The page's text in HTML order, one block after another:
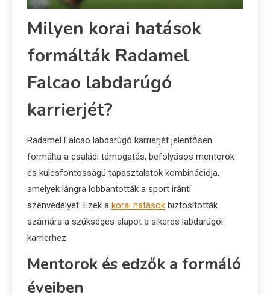
Milyen korai hatások
formálták Radamel
Falcao labdarúgó
karrierjét?
Radamel Falcao labdarúgó karrierjét jelentősen
formálta a családi támogatás, befolyásos mentorok
és kulcsfontosságú tapasztalatok kombinációja,
amelyek lángra lobbantották a sport iránti
szenvedélyét. Ezek a korai hatások biztosították
számára a szükséges alapot a sikeres labdarúgói
karrierhez.
Mentorok és edzők a formáló
éveiben